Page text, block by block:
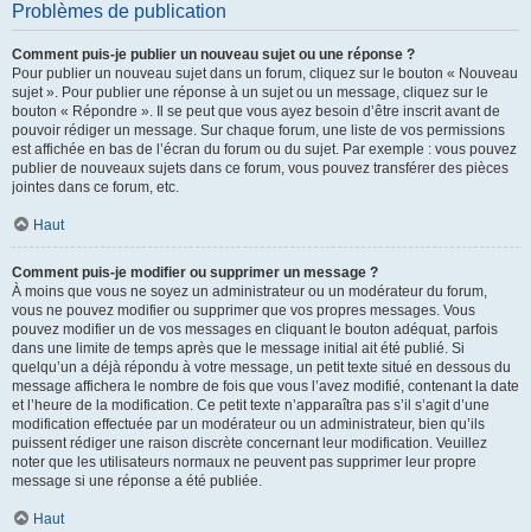
Problèmes de publication
Comment puis-je publier un nouveau sujet ou une réponse ?
Pour publier un nouveau sujet dans un forum, cliquez sur le bouton « Nouveau
sujet ». Pour publier une réponse à un sujet ou un message, cliquez sur le
bouton « Répondre ». Il se peut que vous ayez besoin d’être inscrit avant de
pouvoir rédiger un message. Sur chaque forum, une liste de vos permissions
est affichée en bas de l’écran du forum ou du sujet. Par exemple : vous pouvez
publier de nouveaux sujets dans ce forum, vous pouvez transférer des pièces
jointes dans ce forum, etc.
Haut
Comment puis-je modifier ou supprimer un message ?
À moins que vous ne soyez un administrateur ou un modérateur du forum,
vous ne pouvez modifier ou supprimer que vos propres messages. Vous
pouvez modifier un de vos messages en cliquant le bouton adéquat, parfois
dans une limite de temps après que le message initial ait été publié. Si
quelqu’un a déjà répondu à votre message, un petit texte situé en dessous du
message affichera le nombre de fois que vous l’avez modifié, contenant la date
et l’heure de la modification. Ce petit texte n’apparaîtra pas s’il s’agit d’une
modification effectuée par un modérateur ou un administrateur, bien qu’ils
puissent rédiger une raison discrète concernant leur modification. Veuillez
noter que les utilisateurs normaux ne peuvent pas supprimer leur propre
message si une réponse a été publiée.
Haut